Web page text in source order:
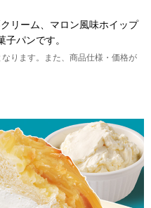
リーム、マロン風味ホイップ
パンです。
ります。また、商品仕様・価格が